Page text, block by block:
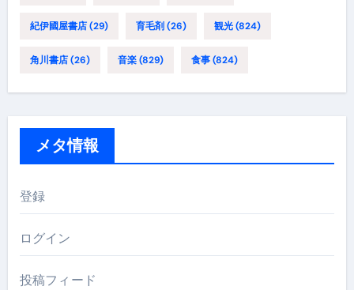
紀伊國屋書店(29) 育毛剤(26) 観光(824)
角川書店(26) 音楽(829) 食事(824)
メタ情報
登録
ログイン
投稿フィード